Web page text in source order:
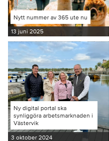
Nytt nummer av 365 ute nu
13 juni 2025
Ny digital portal ska
synliggöra arbetsmarknaden i
Västervik
3 oktober 2024